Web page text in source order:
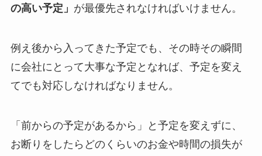
の高い予定」 が最優先されなければいけません。
例え後から入ってきた予定でも、その時その瞬間
に会社にとって大事な予定となれば、予定を変え
てでも対応しなければなりません。
「前からの予定があるから」と予定を変えずに、
お断りをしたらどのくらいのお金や時間の損失が